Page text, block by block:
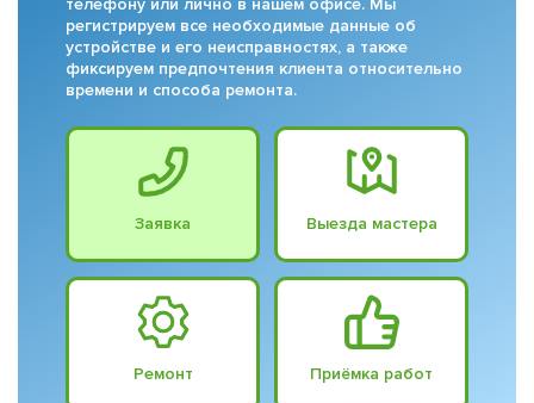
телефону или лично в нашем офисе. Мы
регистрируем все необходимые данные об
устройстве и его неисправностях, а также
фиксируем предпочтения клиента относительно
времени и способа ремонта.
Заявка Выезда мастера
Ремонт Приёмка работ